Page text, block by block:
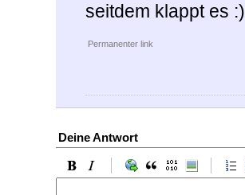
seitdem klappt es :)
Permanenter link
Deine Antwort